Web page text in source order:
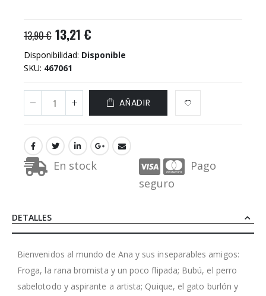
13,90 € 13,21 €
Disponibilidad: Disponible
SKU 467061
AÑADIR
En stock
Pago
seguro
DETALLES
Bienvenidos al mundo de Ana y sus inseparables amigos:
Froga, la rana bromista y un poco flipada; Bubú, el perro
sabelotodo y aspirante a artista; Quique, el gato burlón y